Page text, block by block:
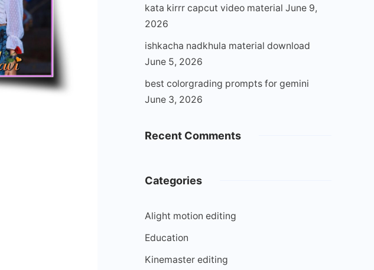
kata kirrr capcut video material June 9,
2026
ishkacha nadkhula material download
June 5, 2026
best colorgrading prompts for gemini
June 3, 2026
Recent Comments
Categories
Alight motion editing
Education
Kinemaster editing